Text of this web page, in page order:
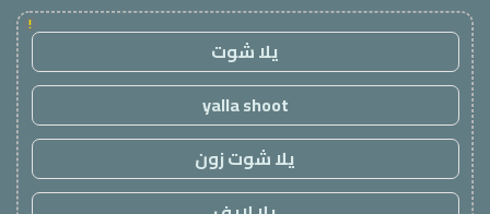
!
يلا شوت
yalla shoot
يلا شوت زون